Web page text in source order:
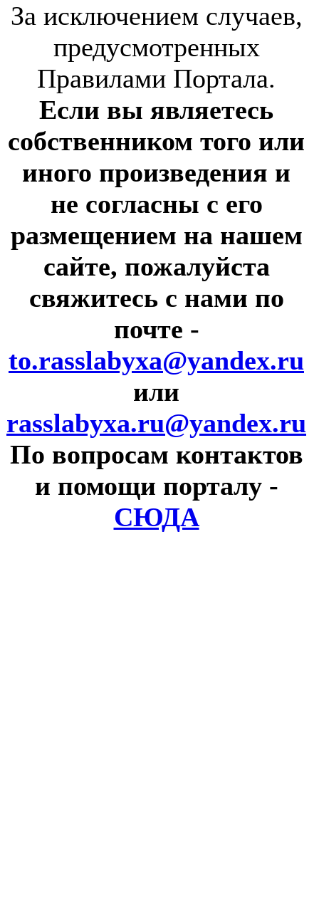
За исключением случаев,
предусмотренных
Правилами Портала.
Если вы являетесь
собственником того или
иного произведения и
не согласны с его
размещением на нашем
сайте, пожалуйста
свяжитесь с нами по
почте -
to.rasslabyxa@yandex.ru
или
rasslabyxa.ru@yandex.ru
По вопросам контактов
и помощи порталу -
СЮДА